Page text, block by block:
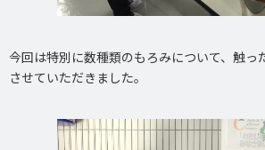
今回は特別に数種類のもろみについて、触っ
させていただきました。